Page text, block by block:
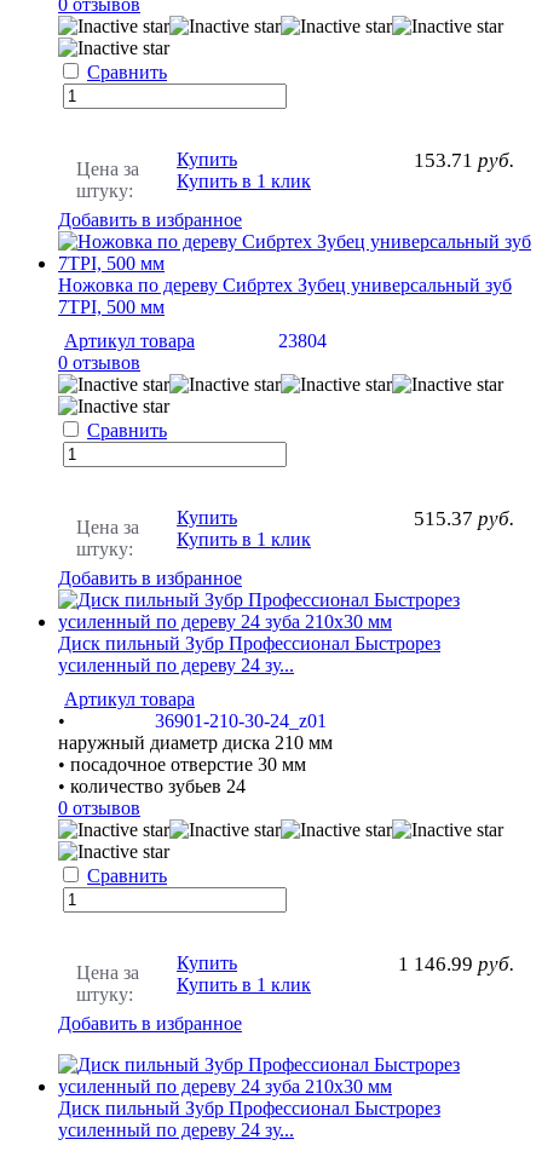
Сравнить
Цена за
штуку:
153.71 руб.
Купить
Купить в 1 клик
Добавить в избранное
Ножовка по дереву Сибртех Зубец универсальный зуб
7TPI, 500 мм
Артикул товара
23804
0 отзывов
Сравнить
Цена за
штуку:
515.37 руб.
Купить
Купить в 1 клик
Добавить в избранное
Диск пильный Зубр Профессионал Быстрорез
усиленный по дереву 24 зу...
Артикул товара
36901-210-30-24_z01
•
наружный диаметр диска 210 мм
• посадочное отверстие 30 мм
• количество зубьев 24
0 отзывов
Сравнить
Цена за
штуку:
1 146.99 руб.
Купить
Купить в 1 клик
Добавить в избранное
Диск пильный Зубр Профессионал Быстрорез
усиленный по дереву 24 зу...